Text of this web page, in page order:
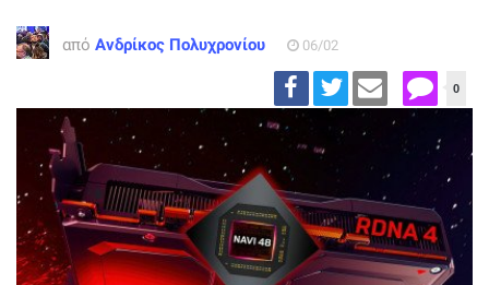
από Ανδρίκος Πολυχρονίου 06/02
0